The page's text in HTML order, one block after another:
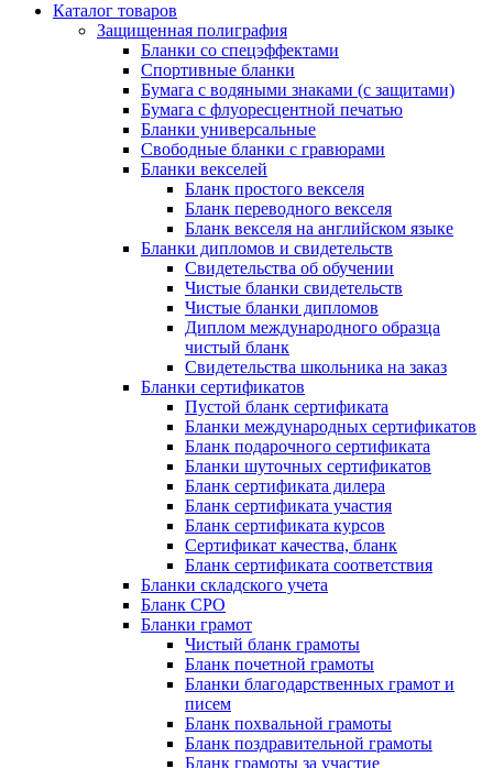
Каталог товаров
Защищенная полиграфия
Бланки со спецэффектами
Спортивные бланки
Бумага с водяными знаками (с защитами)
Бумага с флуоресцентной печатью
Бланки универсальные
Свободные бланки с гравюрами
Бланки векселей
Бланк простого векселя
Бланк переводного векселя
Бланк векселя на английском языке
Бланки дипломов и свидетельств
Свидетельства об обучении
Чистые бланки свидетельств
Чистые бланки дипломов
Диплом международного образца
чистый бланк
Свидетельства школьника на заказ
Бланки сертификатов
Пустой бланк сертификата
Бланки международных сертификатов
Бланк подарочного сертификата
Бланки шуточных сертификатов
Бланк сертификата дилера
Бланк сертификата участия
Бланк сертификата курсов
Сертификат качества, бланк
Бланк сертификата соответствия
Бланки складского учета
Бланк СРО
Бланки грамот
Чистый бланк грамоты
Бланк почетной грамоты
Бланки благодарственных грамот и
писем
Бланк похвальной грамоты
Бланк поздравительной грамоты
Бланк грамоты за участие